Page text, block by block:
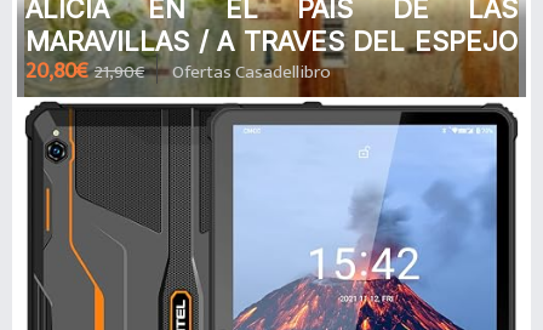
ALICIA EN EL PAIS DE LAS
MARAVILLAS / A TRAVES DEL ESPEJO
de PETER KUPER
20,80€ 21,90€ Ofertas Casadellibro